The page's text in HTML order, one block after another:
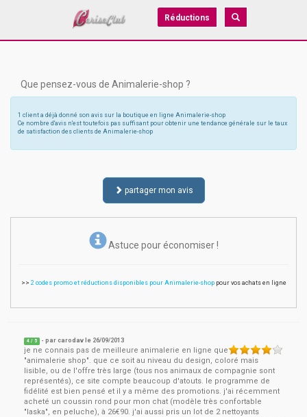
Réductions
Que pensez-vous de Animalerie-shop ?
1 client a déjà donné son avis sur la boutique en ligne Animalerie-shop
Ce nombre d'avis n'est toutefois pas suffisant pour obtenir une tendance générale sur le taux
de satisfaction des clients de Animalerie-shop
partager mon avis
Astuce pour économiser !
>> 2 codes promo et réductions disponibles pour Animalerie-shoppour vos achats en ligne
4 / 5 - parcarodav le 26/09/2013
je ne connais pas de meilleure animalerie en ligne que
"animalerie shop". que ce soit au niveau du design, coloré mais
lisible, ou de l'offre très large (tous nos animaux de compagnie sont
représentés), ce site compte beaucoup d'atouts. le programme de
fidélité est bien pensé et il y a même des promotions. j'ai récemment
acheté un coussin rond pour mon chat (modèle très confortable
"laska", en peluche), à 26€90. j'ai aussi pris un lot de 2 nettoyants